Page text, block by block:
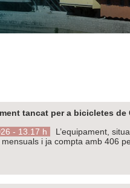
tancat per a bicicletes
- 13.17 h
L’equipament,
i ja compta amb 406